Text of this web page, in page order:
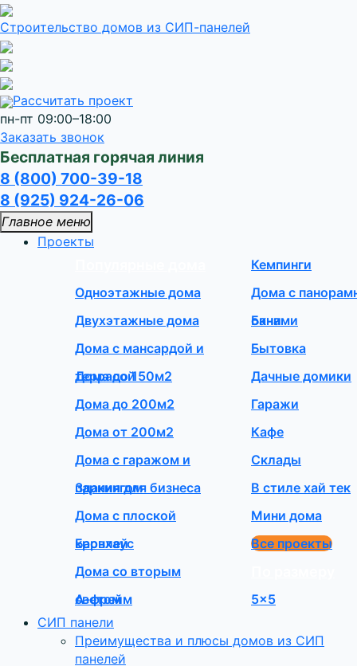
Строительство домов из СИП-панелей
Рассчитать проект
пн-пт 09:00–18:00
Заказать звонок
Бесплатная горячая линия
8 (800) 700-39-18
8 (925) 924-26-06
Главное меню
Проекты
Одноэтажные дома
Двухэтажные дома
Дома с мансардой и
террасой
Дома до 150м2
Дома до 200м2
Дома от 200м2
Дома с гаражом и
паркингом
Здания для бизнеса
Дома с плоской
кровлей
Барнхаус
Дома со вторым
светом
А-фрейм
Кемпинги
Дома с
окнами
Бани
Бытовка
Дачные домики
Гаражи
Кафе
Склады
В стиле хай тек
Мини дома
Все проекты
5×5
СИП панели
Преимущества и плюсы домов из СИП
панелей